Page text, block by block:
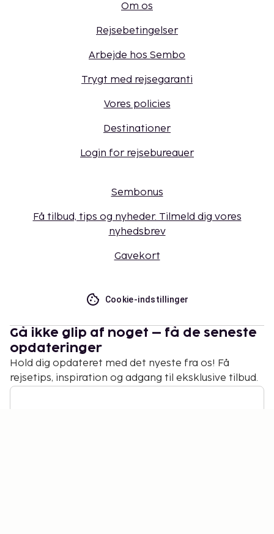
Om os
Rejsebetingelser
Arbejde hos Sembo
Trygt med rejsegaranti
Vores policies
Destinationer
Login for rejsebureauer
Sembonus
Få tilbud, tips og nyheder. Tilmeld dig vores
nyhedsbrev
Gavekort
Cookie-indstillinger
Gå ikke glip af noget – få de seneste
opdateringer
Hold dig opdateret med det nyeste fra os! Få
rejsetips, inspiration og adgang til eksklusive tilbud.